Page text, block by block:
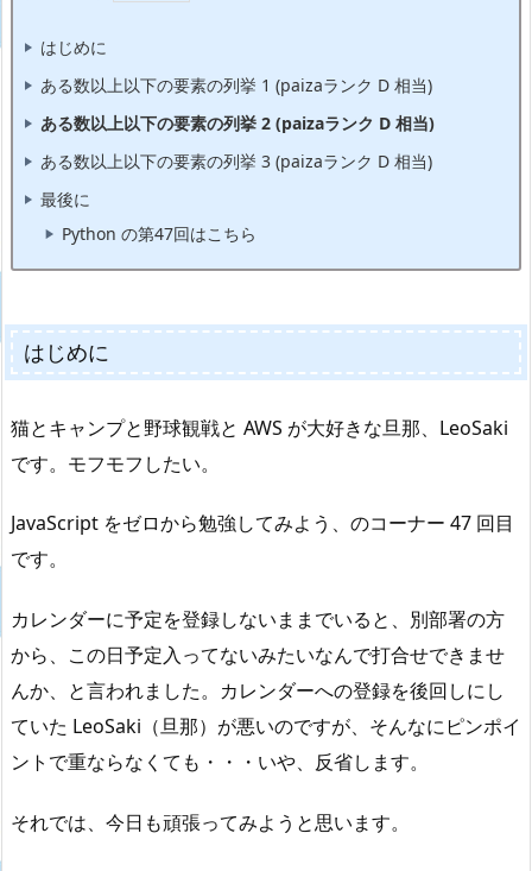
はじめに
ある数以上以下の要素の列挙 1 (paizaランク D 相当)
ある数以上以下の要素の列挙 2 (paizaランク D 相当)
ある数以上以下の要素の列挙 3 (paizaランク D 相当)
最後に
Python の第47回はこちら
はじめに
猫とキャンプと野球観戦と AWS が大好きな旦那、LeoSaki
です。モフモフしたい。
JavaScript をゼロから勉強してみよう、のコーナー 47 回目
です。
カレンダーに予定を登録しないままでいると、別部署の方
から、この日予定入ってないみたいなんで打合せできませ
んか、と言われました。カレンダーへの登録を後回しにし
ていた LeoSaki（旦那）が悪いのですが、そんなにピンポイ
ントで重ならなくても・・・いや、反省します。
それでは、今日も頑張ってみようと思います。